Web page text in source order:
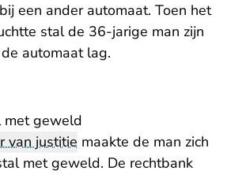
een ander automaat. Toen het
stal de 36-jarige man zijn
automaat lag.
met geweld
van justitie maakte de man zich
met geweld. De rechtbank